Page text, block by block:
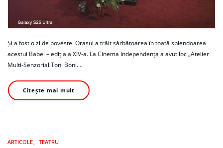
Și a fost o zi de poveste. Orașul a trăit sărbătoarea în toată splendoarea
acestui Babel – ediția a XIV-a. La Cinema Independența a avut loc „Atelier
Multi-Senzorial Toni Boni.…
Citește mai mult
ARTICOLE TEATRU